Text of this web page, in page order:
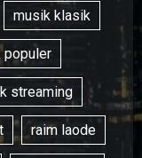
musik klasik
populer
streaming
raim laode